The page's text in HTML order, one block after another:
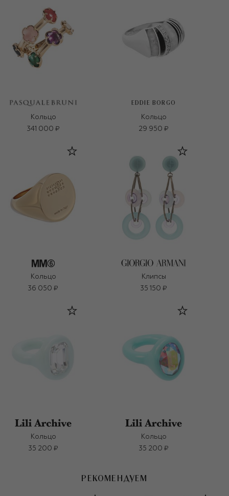
Кольцо
341 000 ₽
EDDIE BORGO
Кольцо
29 950 ₽
Кольцо
36 050 ₽
Клипсы
35 150 ₽
Кольцо
35 200 ₽
Кольцо
35 200 ₽
РЕКОМЕНДУЕМ